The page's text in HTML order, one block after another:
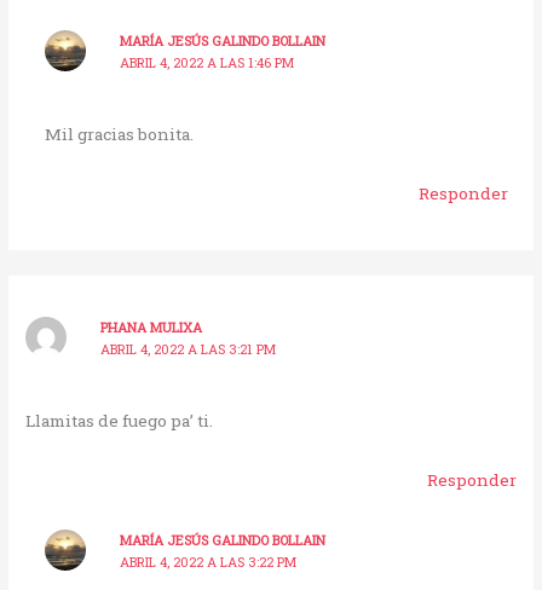
MARÍA JESÚS GALINDO BOLLAIN
ABRIL 4, 2022 A LAS 1:46 PM
Mil gracias bonita.
Responder
PHANA MULIXA
ABRIL 4, 2022 A LAS 3:21 PM
Llamitas de fuego pa’ ti.
Responder
MARÍA JESÚS GALINDO BOLLAIN
ABRIL 4, 2022 A LAS 3:22 PM